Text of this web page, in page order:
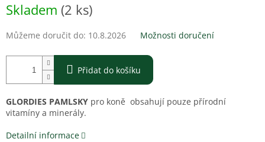
Skladem (2 ks)
Můžeme doručit do: 10.8.2026 Možnosti doručení
Přidat do košíku
GLORDIES PAMLSKY pro koně obsahují pouze přírodní
vitamíny a minerály.
Detailní informace